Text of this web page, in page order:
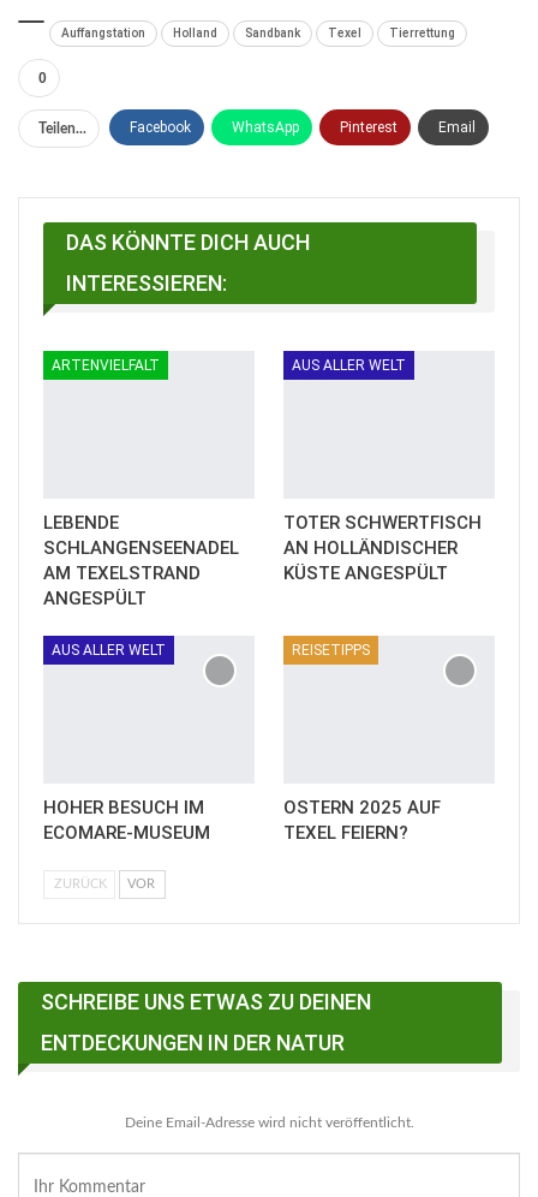
Auffangstation Holland Sandbank Texel Tierrettung
0
Teilen... Facebook WhatsApp Pinterest Email
DAS KÖNNTE DICH AUCH
INTERESSIEREN:
ARTENVIELFALT
LEBENDE
SCHLANGENSEENADEL
AM TEXELSTRAND
ANGESPÜLT
AUS ALLER WELT
TOTER SCHWERTFISCH
AN HOLLÄNDISCHER
KÜSTE ANGESPÜLT
AUS ALLER WELT
HOHER BESUCH IM
ECOMARE-MUSEUM
REISETIPPS
OSTERN 2025 AUF
TEXEL FEIERN?
ZURÜCK VOR
SCHREIBE UNS ETWAS ZU DEINEN
ENTDECKUNGEN IN DER NATUR
Deine Email-Adresse wird nicht veröffentlicht.